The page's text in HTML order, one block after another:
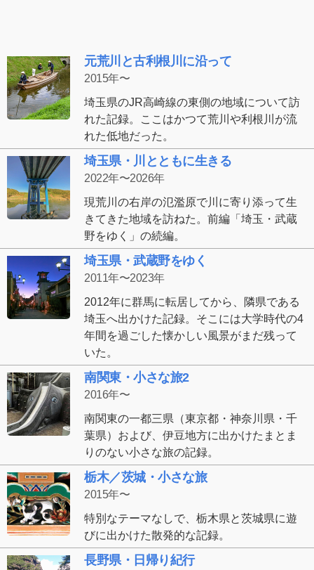
元荒川と古利根川に沿って
2015年〜
埼玉県のJR高崎線の東側の地域について訪
れた記録。ここはかつて荒川や利根川が流
れた低地だった。
埼玉県・川とともに生きる
2022年〜2026年
現荒川の右岸の氾濫原で川に寄り添って生
きてきた地域を訪ねた。前編「埼玉・武蔵
野をゆく」の続編。
埼玉県・武蔵野をゆく
2011年〜2023年
2012年に群馬に転居してから、隣県である
埼玉へ出かけた記録。そこには大学時代の4
年間を過ごした懐かしい風景がまだ残って
いた。
南関東・小さな旅2
2016年〜
南関東の一都三県（東京都・神奈川県・千
葉県）および、伊豆地方に出かけたまとま
りのない小さな旅の記録。
栃木／茨城・小さな旅
2015年〜
特別なテーマなしで、栃木県と茨城県に遊
びに出かけた散発的な記録。
長野県・日帰り紀行